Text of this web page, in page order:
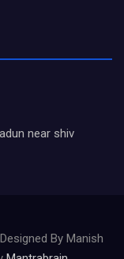
near shiv
By Manish